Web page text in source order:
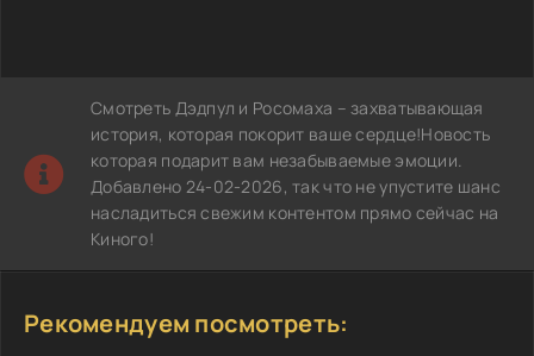
Смотреть Дэдпул и Росомаха – захватывающая
история, которая покорит ваше сердце!Новость
которая подарит вам незабываемые эмоции.
Добавлено 24-02-2026, так что не упустите шанс
насладиться свежим контентом прямо сейчас на
Киного!
Рекомендуем посмотреть: